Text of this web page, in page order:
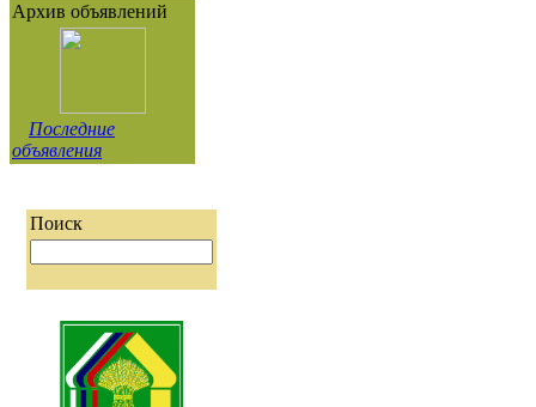
Архив объявлений
Последние
объявления
Поиск